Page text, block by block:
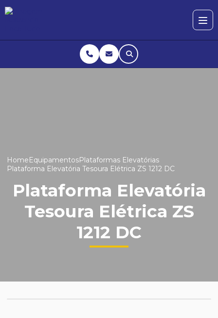
HomeEquipamentosPlataformas Elevatórias
Plataforma Elevatória Tesoura Elétrica ZS 1212 DC
Plataforma Elevatória
Tesoura Elétrica ZS
1212 DC